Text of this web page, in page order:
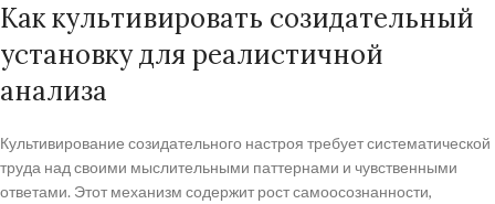
Как культивировать созидательный
установку для реалистичной
анализа
Культивирование созидательного настроя требует систематической
труда над своими мыслительными паттернами и чувственными
ответами. Этот механизм содержит рост самоосознанности,